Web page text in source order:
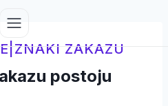
| ZNAKI ZAKAZU
postoju